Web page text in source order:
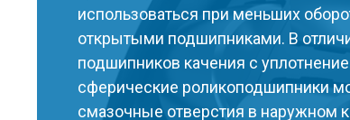
использоваться при меньших
открытыми подшипниками. В
подшипников качения с
сферические роликоподшипники
смазочные отверстия в наружном